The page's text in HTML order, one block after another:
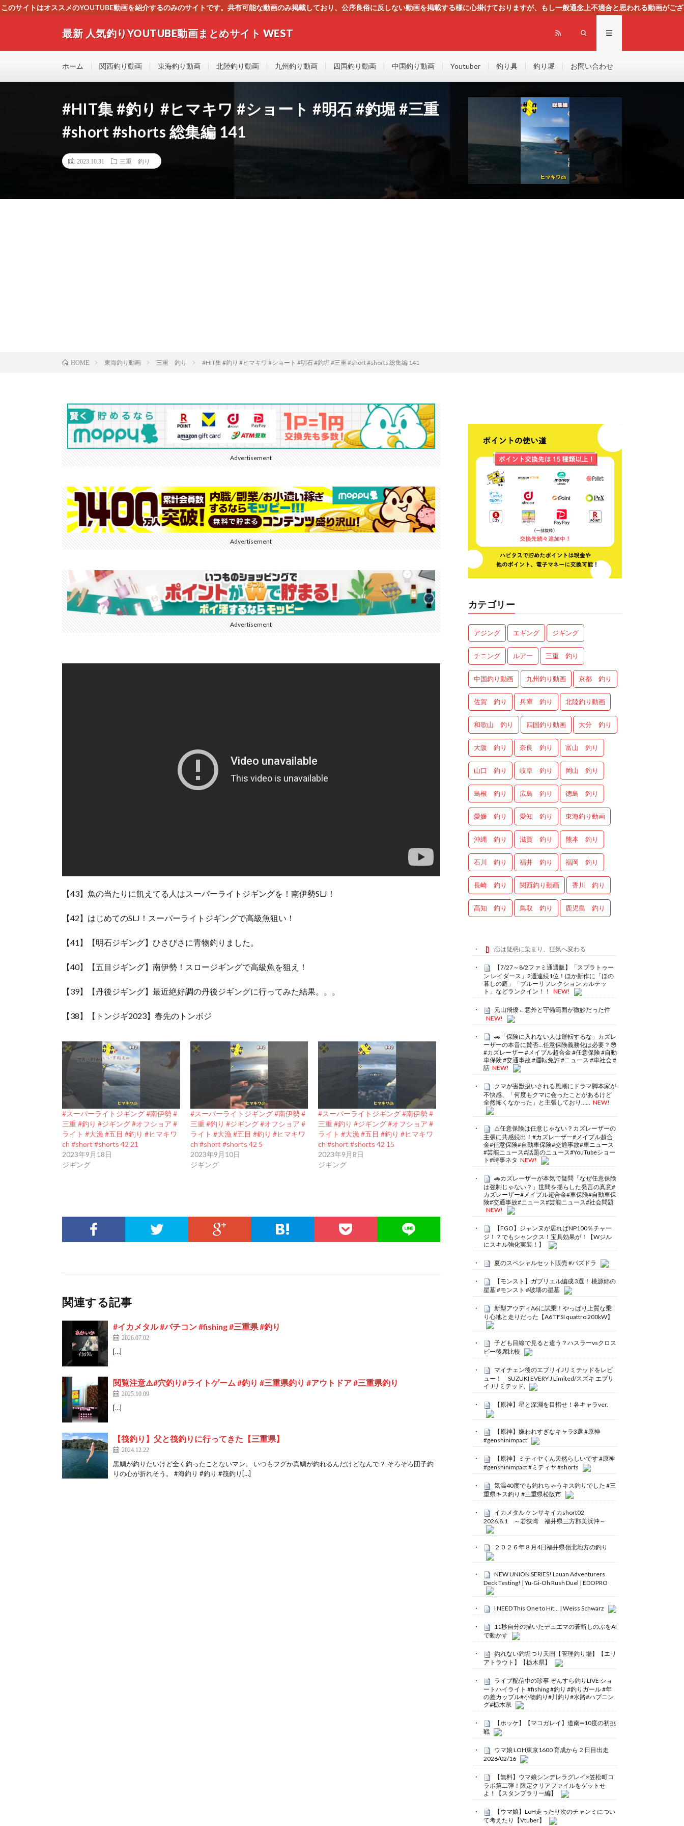
このサイトはオススメのYOUTUBE動画を紹介するのみのサイトです。共有可能な動画のみ掲載しており、公序良俗に反しない動画を掲載する様に心掛けておりますが、もし一般通念上不適合と思われる動画がござ
最新 人気釣りYOUTUBE動画まとめサイト WEST
す！！
ホーム 関西釣り動画 東海釣り動画 北陸釣り動画 九州釣り動画 四国釣り動画 中国釣り動画 Youtuber 釣り具 釣り堀 お問い合わせ
#HIT集 #釣り #ヒマキワ #ショート #明石 #釣堀 #三重
#short #shorts 総集編 141
2023.10.31 三重 釣り
HOME 東海釣り動画 三重 釣り #HIT集 #釣り #ヒマキワ #ショート #明石 #釣堀 #三重 #short #shorts 総集編 141
Advertisement
Advertisement
Advertisement
【43】魚の当たりに飢えてる人はスーパーライトジギングを！南伊勢SLJ！
【42】はじめてのSLJ！スーパーライトジギングで高級魚狙い！
【41】【明石ジギング】ひさびさに青物釣りました。
【40】【五目ジギング】南伊勢！スロージギングで高級魚を狙え！
【39】【丹後ジギング】最近絶好調の丹後ジギングに行ってみた結果。。。
【38】【トンジギ2023】春先のトンボジ
#スーパーライトジギング #南伊勢 #
三重 #釣り #ジギング #オフショア #
ライト #大漁 #五目 #釣り #ヒマキワ
ch #short #shorts 42 21
2023年9月18日
ジギング
#スーパーライトジギング #南伊勢 #
三重 #釣り #ジギング #オフショア #
ライト #大漁 #五目 #釣り #ヒマキワ
ch #short #shorts 42 5
2023年9月10日
ジギング
#スーパーライトジギング #南伊勢 #
三重 #釣り #ジギング #オフショア #
ライト #大漁 #五目 #釣り #ヒマキワ
ch #short #shorts 42 15
2023年9月8日
ジギング
関連する記事
#イカメタル #バチコン #fishing #三重県 #釣り
2026.07.02
[…]
閲覧注意⚠️#穴釣り#ライトゲーム #釣り #三重県釣り #アウトドア #三重県釣り
2025.10.09
[…]
【筏釣り】父と筏釣りに行ってきた【三重県】
2024.12.22
黒鯛が釣りたいけど全く釣ったことないマン。 いつもフグか真鯛が釣れるんだけどなんで？ そろそろ団子釣
りの心が折れそう。 #海釣り #釣り #筏釣り[…]
カテゴリー
アジング エギング ジギング
チニング ルアー 三重 釣り
中国釣り動画 九州釣り動画 京都 釣り
佐賀 釣り 兵庫 釣り 北陸釣り動画
和歌山 釣り 四国釣り動画 大分 釣り
大阪 釣り 奈良 釣り 富山 釣り
山口 釣り 岐阜 釣り 岡山 釣り
島根 釣り 広島 釣り 徳島 釣り
愛媛 釣り 愛知 釣り 東海釣り動画
沖縄 釣り 滋賀 釣り 熊本 釣り
石川 釣り 福井 釣り 福岡 釣り
長崎 釣り 関西釣り動画 香川 釣り
高知 釣り 鳥取 釣り 鹿児島 釣り
恋は疑惑に染まり、狂気へ変わる
【7/27～8/2ファミ通週販】「スプラトゥー
ン レイダース」2週連続1位！ほか新作に「ほの
暮しの庭」「ブルーリフレクション カルテッ
ト」などランクイン！！
NEW!
元山飛優←意外と守備範囲が微妙だった件
NEW!
🚗「保険に入れない人は運転するな」カズレ
ーザーの本音に賛否…任意保険義務化は必要？😳
#カズレーザー #メイプル超合金 #任意保険 #自動
車保険 #交通事故 #運転免許 #ニュース #車社会 #
話 NEW!
クマが害獣扱いされる風潮にドラマ脚本家が
不快感、「何度もクマに会ったことがあるけど
全然怖くなかった」と主張しており…… NEW!
⚠️任意保険は任意じゃない？カズレーザーの
主張に共感続出！#カズレーザー#メイプル超合
金#任意保険#自動車保険#交通事故#車ニュース
#芸能ニュース#話題のニュース#YouTubeショー
ト#時事ネタ NEW!
🚗カズレーザーが本気で疑問「なぜ任意保険
は強制じゃない？」世間を揺らした発言の真意#
カズレーザー#メイプル超合金#車保険#自動車保
険#交通事故#ニュース#芸能ニュース#社会問題
NEW!
【FGO】ジャンヌが居ればNP100％チャー
ジ！？でもシャンクス！宝具効果が！【Wジル
にスキル強化実装！】
夏のスペシャルセット販売 #パズドラ
【モンスト】ガブリエル編成 3選！ 桃源郷の
星墓 #モンスト #破壊の星墓
新型アウディA6に試乗！やっぱり上質な乗
り心地と走りだった【A6 TFSI quattro 200kW】
子ども目線で見ると違う？ハスラーvsクロス
ビー後席比較
マイチェン後のエブリイJリミテッドをレビ
ュー！ SUZUKI EVERY J Limited/スズキ エブリ
イ Jリミテッド,
【原神】星と深淵を目指せ！各キャラver.
【原神】嫌われすぎなキャラ3選 #原神
#genshinimpact
【原神】ミティヤくん天然らしいです #原神
#genshinimpact #ミティヤ #shorts
気温40度でも釣れちゃうキス釣りでした #三
重県キス釣り #三重県松阪市
イカメタル ケンサキイカshort02
2026.8.1 ～若狭湾 福井県三方郡美浜沖～
２０２６年８月4日福井県嶺北地方の釣り
NEW UNION SERIES! Lauan Adventurers
Deck Testing! | Yu-Gi-Oh Rush Duel | EDOPRO
I NEED This One to Hit… | Weiss Schwarz
11秒自分の描いたデュエマの蒼斬しのぶをAI
で動かす
釣れない釣堀つり天国【管理釣り場】【エリ
アトラウト】【栃木県】
ライブ配信中の珍事 ぞんすら釣りLIVE ショ
ートハイライト #fishing #釣り #釣りガール #年
の差カップル#小物釣り#川釣り#水路#ハプニン
グ#栃木県
【ホッケ】【マコガレイ】道南➖10度の初挑
戦
ウマ娘 LOH東京1600 育成から２日目出走
2026/02/16
【無料】ウマ娘シンデレラグレイ×笠松町コ
ラボ第二弾！限定クリアファイルをゲットせ
よ！【スタンプラリー編】
【ウマ娘】LoH走ったり次のチャンミについ
て考えたり【Vtuber】